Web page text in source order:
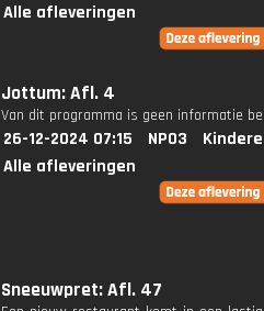
Alle afleveringen
Jottum: Afl. 4
Van dit programma is geen informatie
26-12-2024 07:15 NPO3
Alle afleveringen
Sneeuwpret: Afl. 47